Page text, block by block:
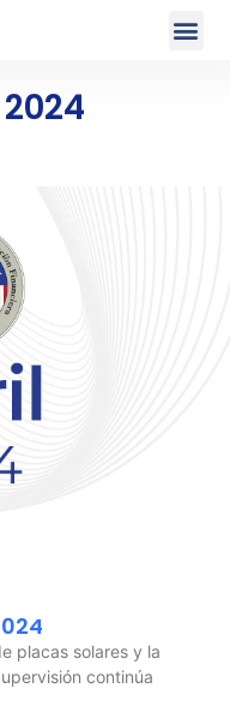
placas solares y la
continúa